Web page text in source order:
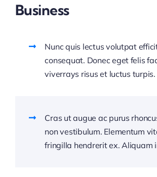
Business
Nunc quis lectus volutpat
consequat. Donec eget felis
viverrays risus et luctus turpis.
Cras ut augue ac purus
non vestibulum. Elementum
fringilla hendrerit ex. Aliquam